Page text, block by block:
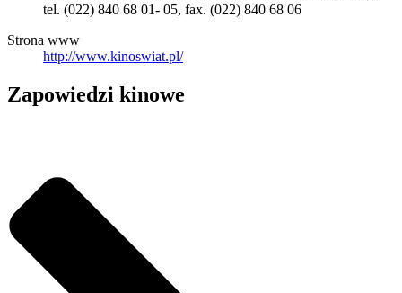
tel. (022) 840 68 01- 05, fax. (022) 840 68 06
Strona www
http://www.kinoswiat.pl/
Zapowiedzi kinowe